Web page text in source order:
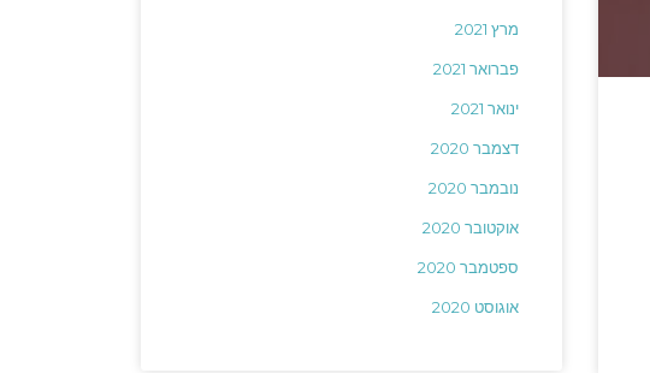
מרץ 2021
פברואר 2021
ינואר 2021
דצמבר 2020
נובמבר 2020
אוקטובר 2020
ספטמבר 2020
אוגוסט 2020